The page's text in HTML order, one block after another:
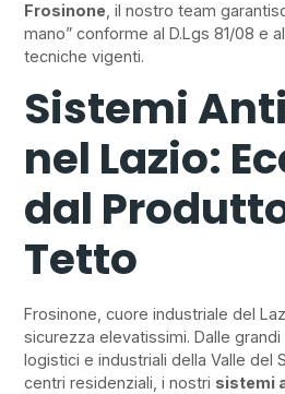
Frosinone , il nostro team
mano” conforme al D.Lgs 81/08 e
tecniche vigenti.
Sistemi
nel Lazio:
dal
Tetto
Frosinone, cuore industriale del
sicurezza elevatissimi. Dalle
logistici e industriali della Valle del
centri residenziali, i nostri sistemi